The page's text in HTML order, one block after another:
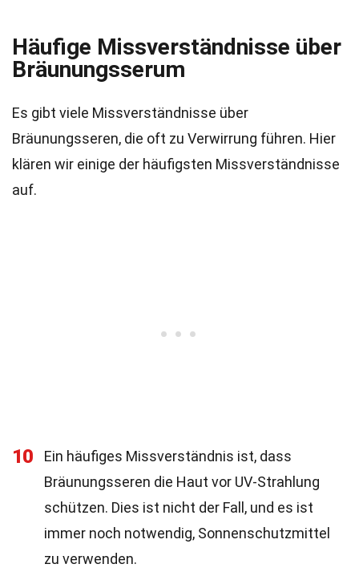
Häufige Missverständnisse über
Bräunungsserum
Es gibt viele Missverständnisse über
Bräunungsseren, die oft zu Verwirrung führen. Hier
klären wir einige der häufigsten Missverständnisse
auf.
10
Ein häufiges Missverständnis ist, dass
Bräunungsseren die Haut vor UV-Strahlung
schützen. Dies ist nicht der Fall, und es ist
immer noch notwendig, Sonnenschutzmittel
zu verwenden.